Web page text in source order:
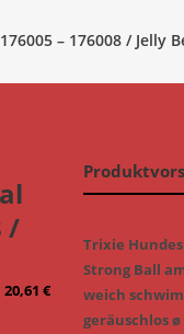
– 176008 / Jelly
/
20,61 €
Trixie
Strong Ball
weich
geräuschlos ø